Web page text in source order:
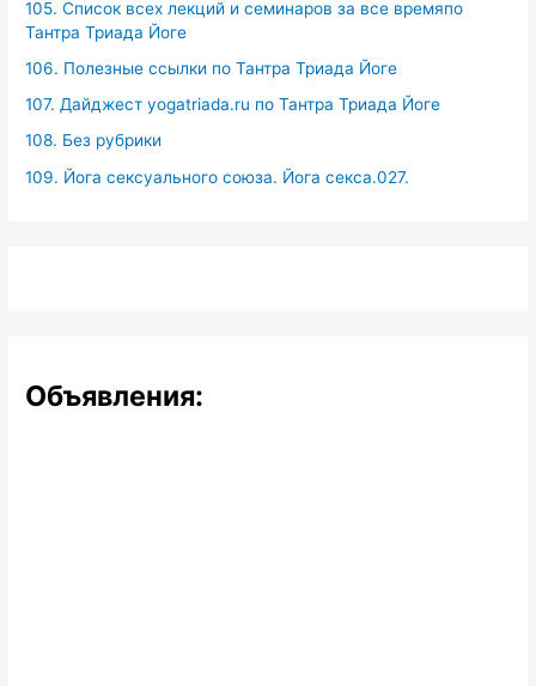
105. Список всех лекций и семинаров за все времяпо
Тантра Триада Йоге
106. Полезные ссылки по Тантра Триада Йоге
107. Дайджест yogatriada.ru по Тантра Триада Йоге
108. Без рубрики
109. Йога сексуального союза. Йога секса.027.
Объявления: